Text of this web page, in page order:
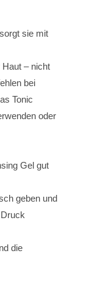
sie mit
– nicht
bei
Tonic
oder
Gel gut
geben und
die